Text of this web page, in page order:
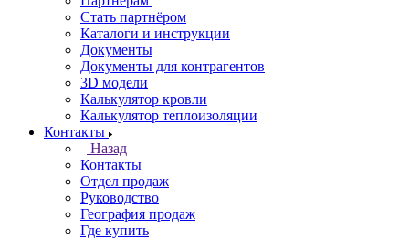
Стать партнёром
Каталоги и инструкции
Документы
Документы для контрагентов
3D модели
Калькулятор кровли
Калькулятор теплоизоляции
Контакты
Назад
Контакты
Отдел продаж
Руководство
География продаж
Где купить